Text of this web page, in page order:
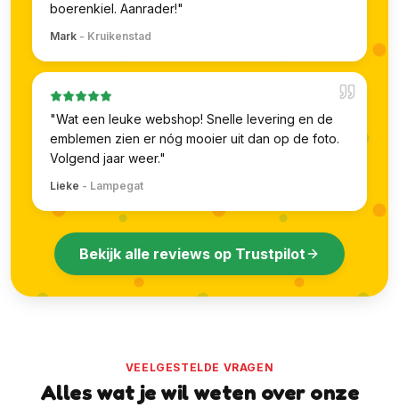
boerenkiel. Aanrader!"
Mark - Kruikenstad
"Wat een leuke webshop! Snelle levering en de
emblemen zien er nóg mooier uit dan op de foto.
Volgend jaar weer."
Lieke - Lampegat
Bekijk alle reviews op Trustpilot
VEELGESTELDE VRAGEN
Alles wat je wil weten over onze